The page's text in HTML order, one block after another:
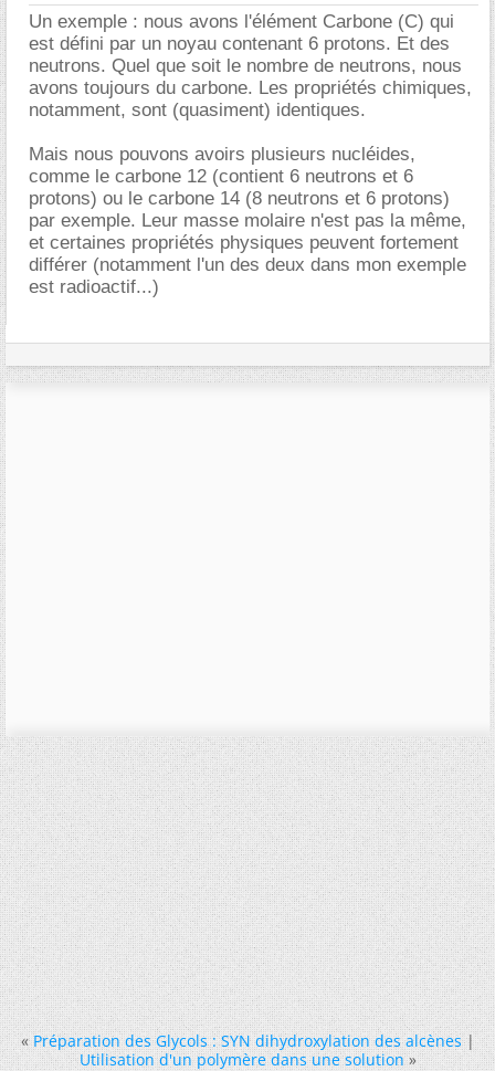
Un exemple : nous avons l'élément Carbone (C) qui
est défini par un noyau contenant 6 protons. Et des
neutrons. Quel que soit le nombre de neutrons, nous
avons toujours du carbone. Les propriétés chimiques,
notamment, sont (quasiment) identiques.
Mais nous pouvons avoirs plusieurs nucléides,
comme le carbone 12 (contient 6 neutrons et 6
protons) ou le carbone 14 (8 neutrons et 6 protons)
par exemple. Leur masse molaire n'est pas la même,
et certaines propriétés physiques peuvent fortement
différer (notamment l'un des deux dans mon exemple
est radioactif...)
« Préparation des Glycols : SYN dihydroxylation des alcènes|
Utilisation d'un polymère dans une solution »